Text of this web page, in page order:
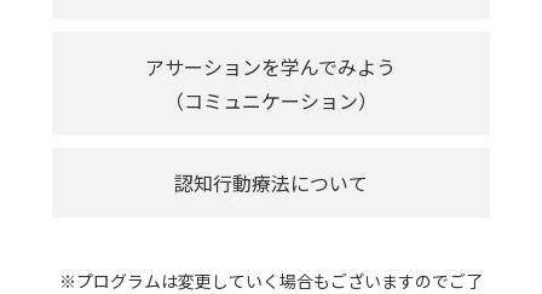
アサーションを学んでみよう
（コミュニケーション）
認知行動療法について
※プログラムは変更していく場合もございますのでご了